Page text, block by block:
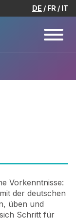
DE FR IT
Vorkenntnisse:
der deutschen
üben und
Schritt für